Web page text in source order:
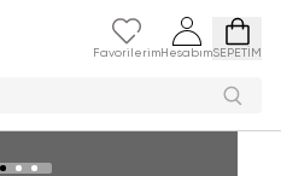
Favorilerim HesabımSEPETİM